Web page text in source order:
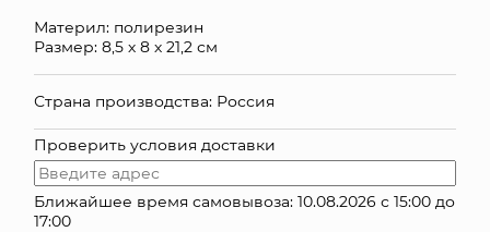
ТОРГОВЫЙ ЦЕНТР
ОПТОВЫМ КЛИЕНТАМ
ДОСТАВКА И ОПЛАТА
Материл: полирезин
Размер: 8,5 х 8 х 21,2 см
Страна производства: Россия
Проверить условия доставки
Ближайшее время самовывоза: 10.08.2026 с 15:00 до
17:00